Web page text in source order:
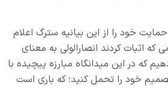
خود را از این بیانیه سترگ اعلام
که اثبات کردند انصارالولی به معنای
که در این میدانگاه مبارزه پیچیده با
خود را تحمل کنید؛ که باری است